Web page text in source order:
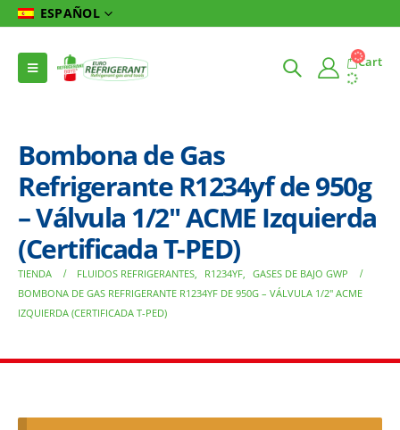
ESPAÑOL
Cart
Bombona de Gas
Refrigerante R1234yf de 950g
– Válvula 1/2″ ACME Izquierda
(Certificada T-PED)
TIENDA FLUIDOS REFRIGERANTES, R1234YF, GASES DE BAJO GWP
BOMBONA DE GAS REFRIGERANTE R1234YF DE 950G – VÁLVULA 1/2″ ACME
IZQUIERDA (CERTIFICADA T-PED)